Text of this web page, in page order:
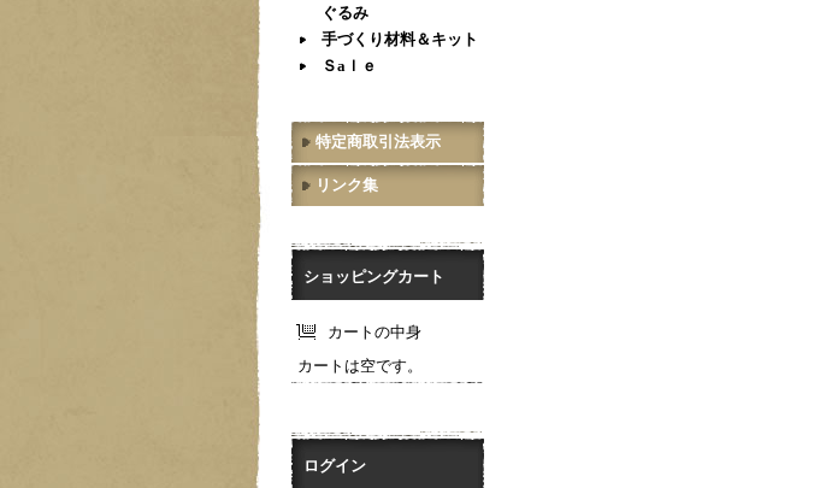
ぐるみ
手づくり材料＆キット
Ｓaｌｅ
特定商取引法表示
リンク集
ショッピングカート
カートの中身
カートは空です。
ログイン